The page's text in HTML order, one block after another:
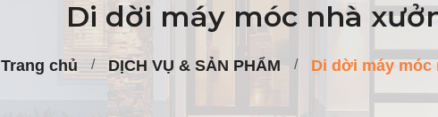
Di dời máy móc nhà
Trang chủ DỊCH VỤ & SẢN PHẨM Di dời máy